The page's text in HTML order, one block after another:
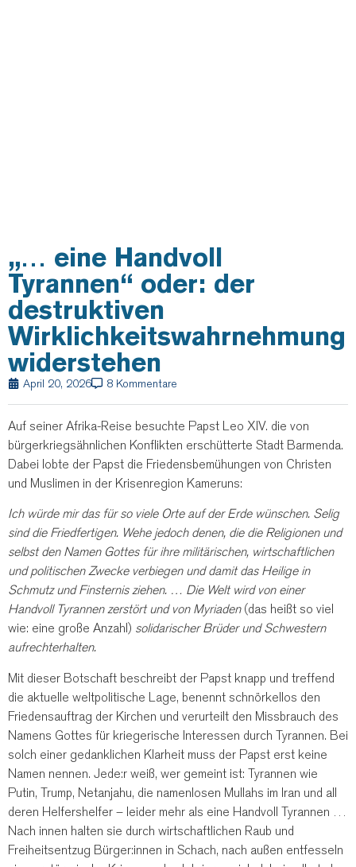
„… eine Handvoll
Tyrannen“ oder: der
destruktiven
Wirklichkeitswahrnehmung
widerstehen
April 20, 2026 8 Kommentare
Auf seiner Afrika-Reise besuchte Papst Leo XIV. die von
bürgerkriegsähnlichen Konflikten erschütterte Stadt Barmenda.
Dabei lobte der Papst die Friedensbemühungen von Christen
und Muslimen in der Krisenregion Kameruns:
Ich würde mir das für so viele Orte auf der Erde wünschen. Selig
sind die Friedfertigen. Wehe jedoch denen, die die Religionen und
selbst den Namen Gottes für ihre militärischen, wirtschaftlichen
und politischen Zwecke verbiegen und damit das Heilige in
Schmutz und Finsternis ziehen. … Die Welt wird von einer
Handvoll Tyrannen zerstört und von Myriaden (das heißt so viel
wie: eine große Anzahl) solidarischer Brüder und Schwestern
aufrechterhalten.
Mit dieser Botschaft beschreibt der Papst knapp und treffend
die aktuelle weltpolitische Lage, benennt schnörkellos den
Friedensauftrag der Kirchen und verurteilt den Missbrauch des
Namens Gottes für kriegerische Interessen durch Tyrannen. Bei
solch einer gedanklichen Klarheit muss der Papst erst keine
Namen nennen. Jede:r weiß, wer gemeint ist: Tyrannen wie
Putin, Trump, Netanjahu, die namenlosen Mullahs im Iran und all
deren Helfershelfer – leider mehr als eine Handvoll Tyrannen …
Nach innen halten sie durch wirtschaftlichen Raub und
Freiheitsentzug Bürger:innen in Schach, nach außen entfesseln